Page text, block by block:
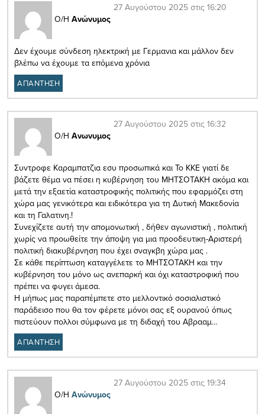
Ο/Η Ανώνυμος
27 Αυγούστου 2025 στις 16:20
Δεν έχουμε σύνδεση ηλεκτρική με Γερμανια και μάλλον δεν
βλέπω να έχουμε τα επόμενα χρόνια
ΑΠΑΝΤΗΣΗ
Ο/Η Ανωνυμος
27 Αυγούστου 2025 στις 16:32
Συντροφε Καραμπατζια εσυ προσωπικά και Το ΚΚΕ γιατί δε
βάζετε θέμα να πέσει η κυβέρνηση του ΜΗΤΣΟΤΑΚΗ ακόμα και
μετά την εξαετία καταστροφικής πολιτικής που εφαρμόζει στη
χώρα μας γενικότερα και ειδικότερα για τη Δυτική Μακεδονία
και τη Γαλατινη.!
Συνεχίζετε αυτή την απομονωτική , δήθεν αγωνιστική , πολιτική
χωρίς να προωθείτε την άποψη για μια προοδευτικη-Αριστερή
πολιτική διακυβέρνηση που έχει σναγκβη χώρα μας .
Σε κάθε περίπτωση καταγγέλετε το ΜΗΤΣΟΤΑΚΗ και την
κυβέρνηση του μόνο ως ανεπαρκή και όχι καταστροφική που
πρέπει να φυγει άμεσα.
Η μήπως μας παραπέμπετε στο μελλοντικό σοσιαλιστικό
παράδεισο που θα τον φέρετε μόνοι σας εξ ουρανού όπως
πιστεύουν πολλοι σύμφωνα με τη διδαχή του Αβρααμ…
ΑΠΑΝΤΗΣΗ
Ο/Η Ανώνυμος
27 Αυγούστου 2025 στις 19:34